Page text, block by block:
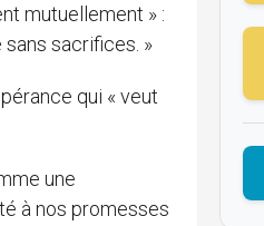
mutuellement » :
sacrifices. »
qui « veut
une
à nos promesses